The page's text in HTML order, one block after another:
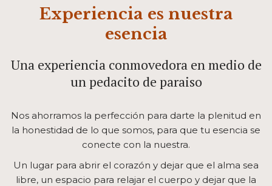
Experiencia es nuestra
esencia
Una experiencia conmovedora en medio de
un pedacito de paraiso
Nos ahorramos la perfección para darte la plenitud en
la honestidad de lo que somos, para que tu esencia se
conecte con la nuestra.
Un lugar para abrir el corazón y dejar que el alma sea
libre, un espacio para relajar el cuerpo y dejar que la